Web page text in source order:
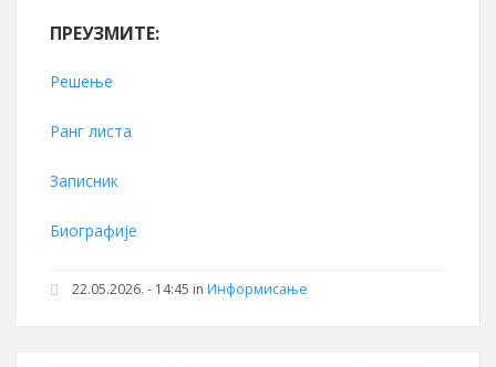
ПРЕУЗМИТЕ:
Решење
Ранг листа
Записник
Биографије
22.05.2026. - 14:45 in Информисање